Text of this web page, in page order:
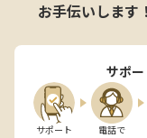
お手伝いします！
サポ
サポート
電話で